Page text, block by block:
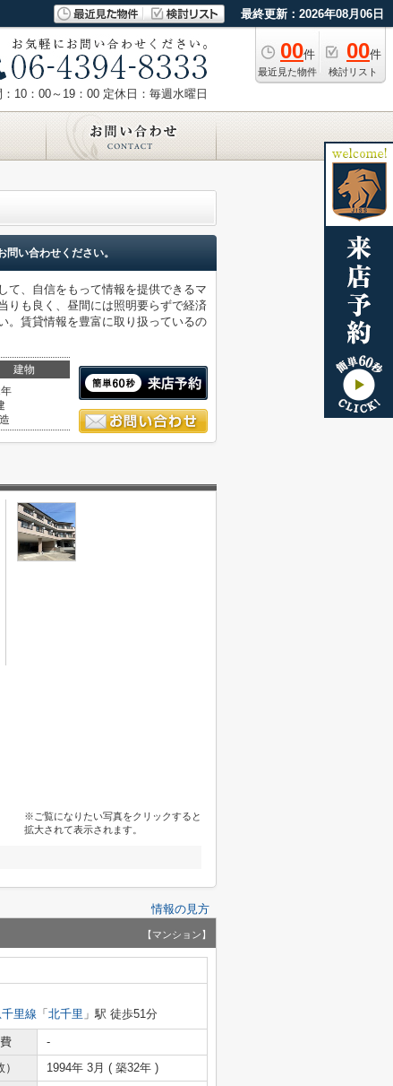
最終更新：2026年08月06日
00件
最近見た物件
00件
検討リスト
10：00～19：00 定休日：毎週水曜日
い合わせください。
て、自信をもって情報を提供できるマ
りも良く、昼間には照明要らずで経済
。賃貸情報を豊富に取り扱っているの
建物
※ご覧になりたい写真をクリックすると
拡大されて表示されます。
情報の見方
【マンション】
里線 「 北千里 」駅 徒歩51分
-
1994年 3月 ( 築32年 )